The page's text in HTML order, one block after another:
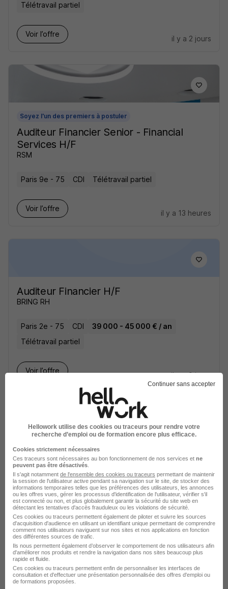
Télétravail partiel
Voir l’offre
il y a 2 jours
Soyez l'un des premiers à postuler
Auditeur Financier Senior - Financial
Services H/F
RSM
Paris 9e - 75 CDI Télétravail partiel
Voir l’offre
il y a 13 heures
Auditeur Financier H/F
BRING RH
Paris 2e - 75 CDI
39 000 - 45 000 € / an
Télétravail partiel
Voir l’offre
il y a 9 jours
Alternance - Auditeur Interne H/F
METRO France
Nanterre - 92
Alternance
492,22 - 1 823,03 € / mois
Voir l’offre
Continuer sans accepter
Hellowork utilise des cookies ou traceurs pour rendre votre
recherche d’emploi ou de formation encore plus efficace.
Cookies strictement nécessaires
Ces traceurs sont nécessaires au bon fonctionnement de nos services et ne
peuvent pas être désactivés
Il s'agit notamment de l'ensemble des cookies ou traceurs permettant de maintenir
la session de l'utilisateur active pendant sa navigation sur le site, de stocker des
informations temporaires telles que les préférences des utilisateurs, les annonces
ou les offres vues, gérer les processus d'identification de l'utilisateur, vérifier s'il
est connecté ou non, et plus globalement garantir la sécurité du site web en
détectant les tentatives d'accès frauduleux ou les violations de sécurité.
Ces cookies ou traceurs permettent également de piloter et suivre les sources
d'acquisition d'audience en utilisant un identifiant unique permettant de comprendre
comment nos utilisateurs naviguent sur nos sites et nos applications en fonction
des différentes sources de trafic.
Ils nous permettent également d’observer le comportement de nos utilisateurs afin
d'améliorer nos produits et rendre la navigation dans nos sites beaucoup plus
rapide et fluide.
Ces cookies ou traceurs permettent enfin de personnaliser les interfaces de
consultation et d'effectuer une présentation personnalisée des offres d'emploi ou
de formations proposées.